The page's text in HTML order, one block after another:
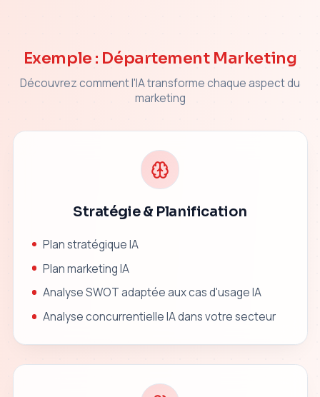
Exemple : Département Marketing
Découvrez comment l'IA transforme chaque aspect du
marketing
Stratégie & Planification
Plan stratégique IA
Plan marketing IA
Analyse SWOT adaptée aux cas d'usage IA
Analyse concurrentielle IA dans votre secteur